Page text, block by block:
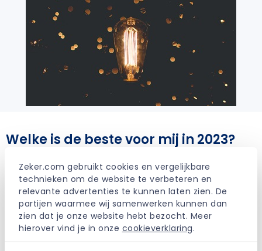
Zeker.com gebruikt cookies en vergelijkbare
technieken om de website te verbeteren en
relevante advertenties te kunnen laten zien. De
partijen waarmee wij samenwerken kunnen dan
zien dat je onze website hebt bezocht. Meer
hierover vind je in onze cookieverklaring.
Welke is de beste voor mij in 2023?
groot deel zelf. Je kunt de verzekering compleet naar
eigen wens invullen. Als eerste maak je een keuze uit de
dekking. Je kunt kiezen uit:
Uitkering in geld (kapitaal verzekering)
Uitkering in diensten (natura verzekering)
Een combinatie van geld en diensten